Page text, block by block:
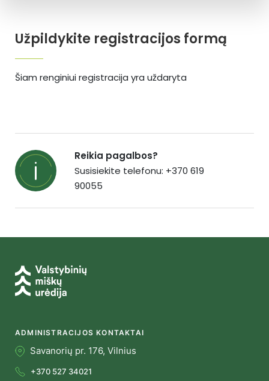
Užpildykite registracijos formą
Šiam renginiui registracija yra uždaryta
Reikia pagalbos?
Susisiekite telefonu: +370 619
90055
ADMINISTRACIJOS KONTAKTAI
Savanorių pr. 176, Vilnius
+370 527 34021